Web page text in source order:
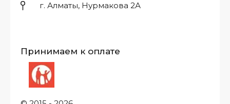
г. Алматы, Нурмакова 2А
Принимаем к оплате